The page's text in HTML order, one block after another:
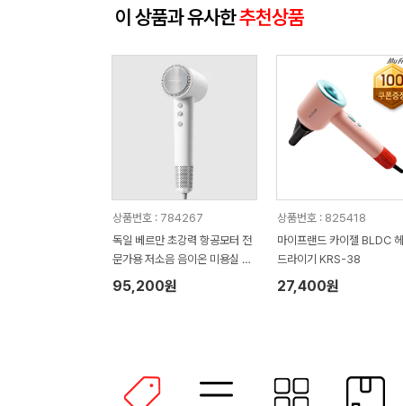
이 상품과 유사한추천상품
상품번호 : 784267
독일 베르만 초강력 항공모터 전
문가용 저소음 음이온 미용실 헤
어 드라이기
95,200원
상품번호 : 825418
마이프랜드 카이젤 BLDC
드라이기 KRS-38
27,400원